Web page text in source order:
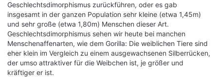
Geschlechtsdimorphismus zurückführen, oder es gab
insgesamt in der ganzen Population sehr kleine (etwa 1,45m)
und sehr große (etwa 1,80m) Menschen dieser Art.
Geschlechtsdimorphismus sehen wir heute bei manchen
Menschenaffenarten, wie dem Gorilla: Die weiblichen Tiere sind
eher klein im Vergleich zu einem ausgewachsenen Silberrücken,
der umso attraktiver für die Weibchen ist, je größer und
kräftiger er ist.